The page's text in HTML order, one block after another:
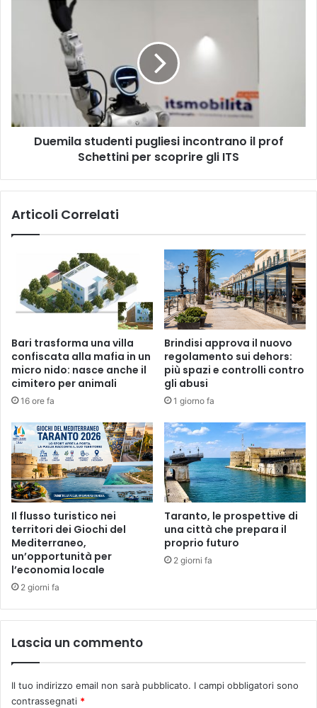
Schettini
scoprire
Duemila studenti pugliesi incontrano il prof
Schettini per scoprire gli ITS
Articoli Correlati
Bari trasforma una villa
confiscata alla mafia in un
micro nido: nasce anche il
cimitero per animali
16 ore fa
Brindisi approva il nuovo
regolamento sui dehors:
più spazi e controlli contro
gli abusi
1 giorno fa
Il flusso turistico nei
territori dei Giochi del
Mediterraneo,
un’opportunità per
l’economia locale
2 giorni fa
Taranto, le prospettive di
una città che prepara il
proprio futuro
2 giorni fa
Lascia un commento
Il tuo indirizzo email non sarà pubblicato. I campi obbligatori sono
contrassegnati *